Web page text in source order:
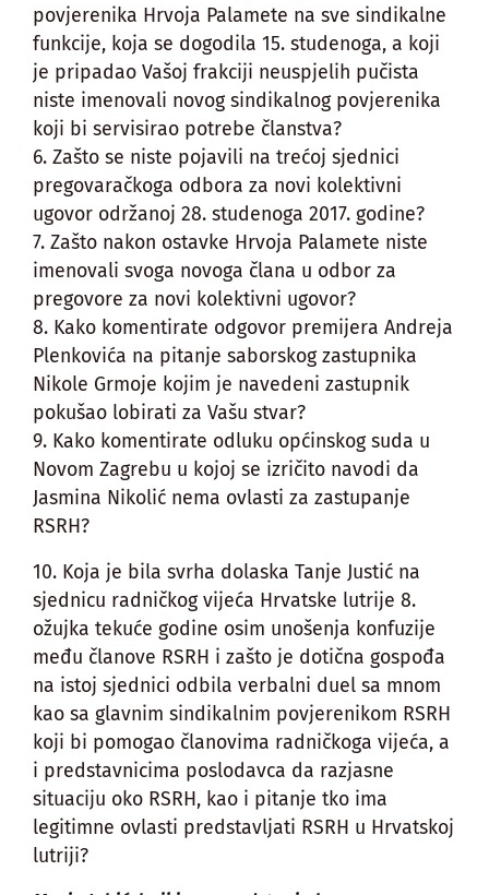
povjerenika Hrvoja Palamete na sve sindikalne
funkcije, koja se dogodila 15. studenoga, a koji
je pripadao Vašoj frakciji neuspjelih pučista
niste imenovali novog sindikalnog povjerenika
koji bi servisirao potrebe članstva?
6. Zašto se niste pojavili na trećoj sjednici
pregovaračkoga odbora za novi kolektivni
ugovor održanoj 28. studenoga 2017. godine?
7. Zašto nakon ostavke Hrvoja Palamete niste
imenovali svoga novoga člana u odbor za
pregovore za novi kolektivni ugovor?
8. Kako komentirate odgovor premijera Andreja
Plenkovića na pitanje saborskog zastupnika
Nikole Grmoje kojim je navedeni zastupnik
pokušao lobirati za Vašu stvar?
9. Kako komentirate odluku općinskog suda u
Novom Zagrebu u kojoj se izričito navodi da
Jasmina Nikolić nema ovlasti za zastupanje
RSRH?
10. Koja je bila svrha dolaska Tanje Justić na
sjednicu radničkog vijeća Hrvatske lutrije 8.
ožujka tekuće godine osim unošenja konfuzije
među članove RSRH i zašto je dotična gospođa
na istoj sjednici odbila verbalni duel sa mnom
kao sa glavnim sindikalnim povjerenikom RSRH
koji bi pomogao članovima radničkoga vijeća, a
i predstavnicima poslodavca da razjasne
situaciju oko RSRH, kao i pitanje tko ima
legitimne ovlasti predstavljati RSRH u Hrvatskoj
lutriji?